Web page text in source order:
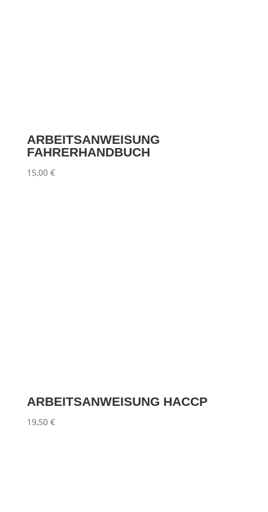
ARBEITSANWEISUNG
FAHRERHANDBUCH
15,00 €
ARBEITSANWEISUNG HACCP
19,50 €